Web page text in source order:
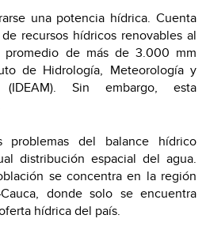
una potencia hídrica. Cuenta
recursos hídricos renovables al
de más de 3.000 mm
de Hidrología, Meteorología y
(IDEAM). Sin embargo, esta
del balance hídrico
distribución espacial del agua.
se concentra en la región
donde solo se encuentra
hídrica del país.